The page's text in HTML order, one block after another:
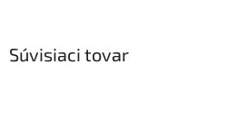
Súvisiaci tovar